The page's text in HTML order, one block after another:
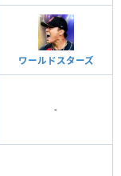
ワールドスターズ
-